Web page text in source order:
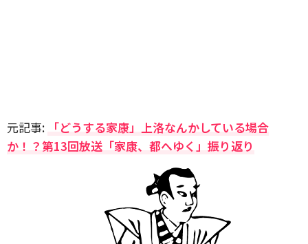
元記事: 「どうする家康」上洛なんかしている場合
か！？第13回放送「家康、都へゆく」振り返り